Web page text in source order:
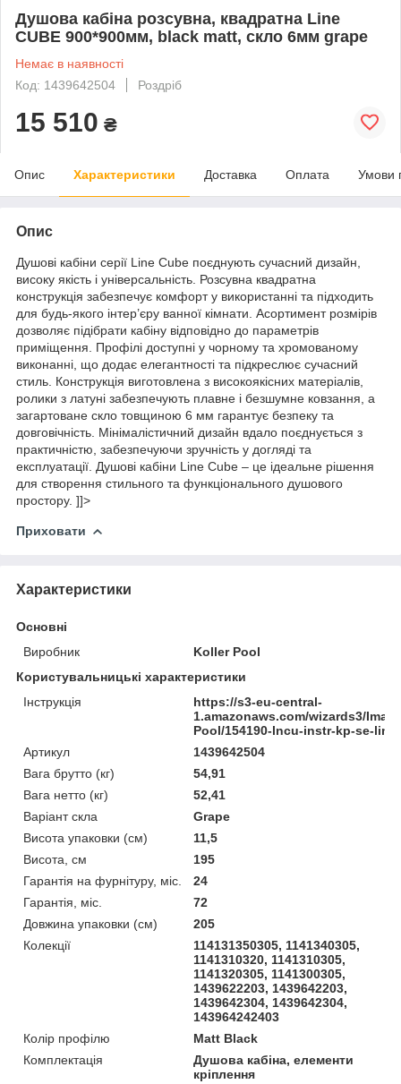
Душова кабіна розсувна, квадратна Line
CUBE 900*900мм, black matt, cкло 6мм grape
Немає в наявності
Код: 1439642504
Роздріб
15 510 ₴
Опис Характеристики Доставка Оплата Умови
Опис
Душові кабіни серії Line Cube поєднують сучасний дизайн,
високу якість і універсальність. Розсувна квадратна
конструкція забезпечує комфорт у використанні та підходить
для будь-якого інтер’єру ванної кімнати. Асортимент розмірів
дозволяє підібрати кабіну відповідно до параметрів
приміщення. Профілі доступні у чорному та хромованому
виконанні, що додає елегантності та підкреслює сучасний
стиль. Конструкція виготовлена з високоякісних матеріалів,
ролики з латуні забезпечують плавне і безшумне ковзання, а
загартоване скло товщиною 6 мм гарантує безпеку та
довговічність. Мінімалістичний дизайн вдало поєднується з
практичністю, забезпечуючи зручність у догляді та
експлуатації. Душові кабіни Line Cube – це ідеальне рішення
для створення стильного та функціонального душового
простору. ]]>
Приховати
Характеристики
Основні
Виробник
Koller Pool
Користувальницькі характеристики
Інструкція
https://s3-eu-central-
1.amazonaws.com/wizards3/
Pool/154190-lncu-instr-kp-se-
Артикул
1439642504
Вага брутто (кг)
54,91
Вага нетто (кг)
52,41
Варіант скла
Grape
Висота упаковки (см)
11,5
Висота, см
195
Гарантія на фурнітуру, міс.
24
Гарантія, міс.
72
Довжина упаковки (см)
205
Колекції
114131350305, 1141340305,
1141310320, 1141310305,
1141320305, 1141300305,
1439622203, 1439642203,
1439642304, 1439642304,
143964242403
Колір профілю
Matt Black
Комплектація
Душова кабіна, елементи
кріплення